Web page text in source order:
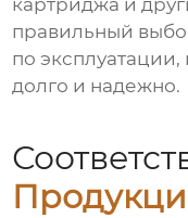
картриджа и
правильный
по
долго и надежно.